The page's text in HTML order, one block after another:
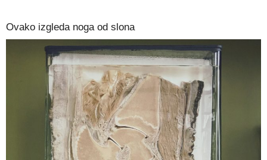
Ovako izgleda noga od slona